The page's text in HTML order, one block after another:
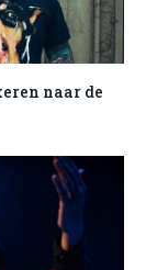
naar de